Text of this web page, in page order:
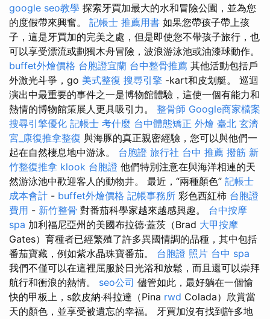
google seo教學 探索牙買加最大的水和冒險公​​園，並為您
的度假帶來興奮。 記帳士 推薦用書 如果您帶孩子帶上孩
子，這是牙買加的完美之處，但是即使您不帶孩子旅行，也
可以享受漂流或劃獨木舟冒險，波浪游泳池或油漆球動作。
buffet外燴價格 台胞證宜蘭 台中整骨推薦 其他活動包括戶
外激光斗爭，go 美式整復 搜尋引擎 -kart和皮划艇。 巡迴
演出中最重要的事件之一是博物館體驗，這使一個有能力和
熱情的博物館策展人更具吸引力。 整骨師 Google商家檔案
搜尋引擎優化 記帳士 考什麼 台中體態矯正 外燴 臺北 玄濟
宮_康復推拿整復 與海豚的真正親密經驗，您可以與他們一
起在自然棲息地中游泳。 台胞證 旅行社 台中 推薦 撥筋 新
竹整復推拿 klook 台胞證 他們特別注意在與海洋相連的天
然游泳池中歡迎客人的動物井。 最近，“兩種顏色” 記帳士
成本會計 - buffet外燴價格 記帳事務所 彩色西紅柿 台胞證
費用 - 新竹整骨 對番茄科學家越來越感興趣。 台中按摩
spa 加利福尼亞州的美國布拉德·蓋茨（Brad 大甲按摩
Gates）育種者已經繁殖了許多異國情調的品種，其中包括
番茄寶藏，例如紫水晶珠寶番茄。 台胞證 照片 台中 spa
我們不僅可以在這裡屈服於日光浴和放鬆，而且還可以崇拜
航行和衝浪的熱情。 seo公司 儘管如此，最好躺在一個愉
快的甲板上，s飲皮納·科拉達（Pina rwd Colada）欣賞當
天的顏色，並享受被遺忘的幸福。 牙買加沒有找到許多地